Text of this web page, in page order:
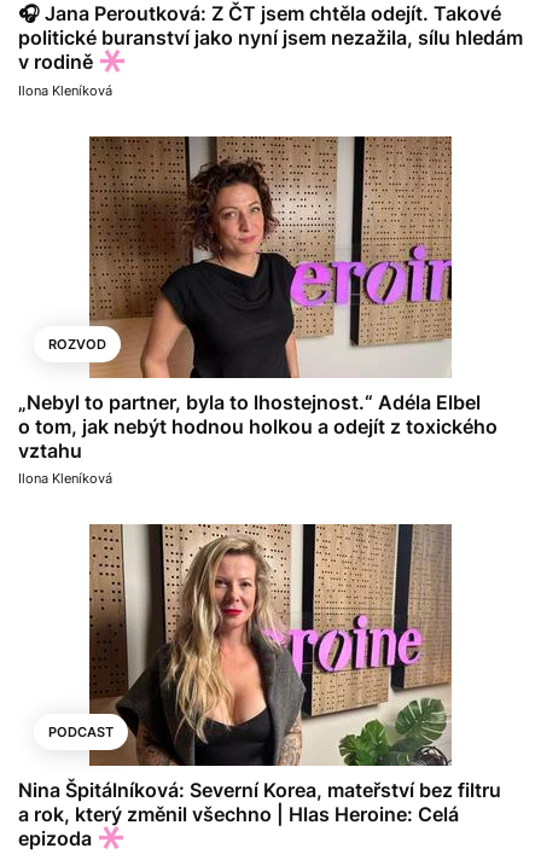
🎧 Jana Peroutková: Z ČT jsem chtěla odejít. Takové
politické buranství jako nyní jsem nezažila, sílu hledám
v rodině
Ilona Kleníková
ROZVOD
„Nebyl to partner, byla to lhostejnost.“ Adéla Elbel
o tom, jak nebýt hodnou holkou a odejít z toxického
vztahu
Ilona Kleníková
PODCAST
Nina Špitálníková: Severní Korea, mateřství bez filtru
a rok, který změnil všechno | Hlas Heroine: Celá
epizoda